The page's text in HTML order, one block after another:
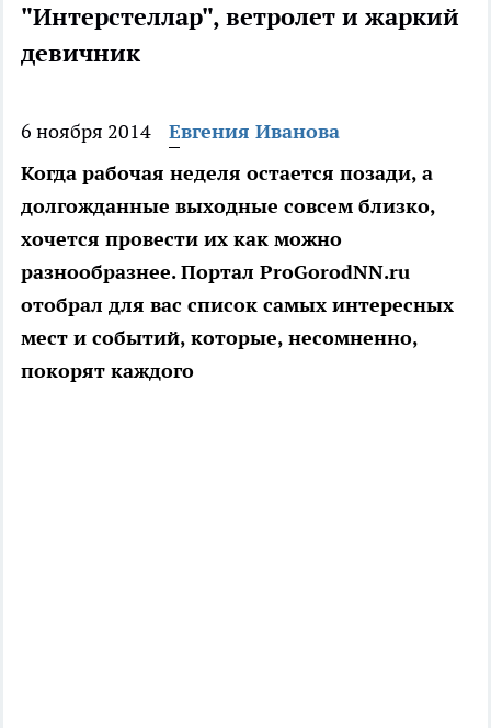
"Интерстеллар", ветролет и жаркий
девичник
6 ноября 2014
Евгения Иванова
Когда рабочая неделя остается позади, а
долгожданные выходные совсем близко,
хочется провести их как можно
разнообразнее. Портал ProGorodNN.ru
отобрал для вас список самых интересных
мест и событий, которые, несомненно,
покорят каждого